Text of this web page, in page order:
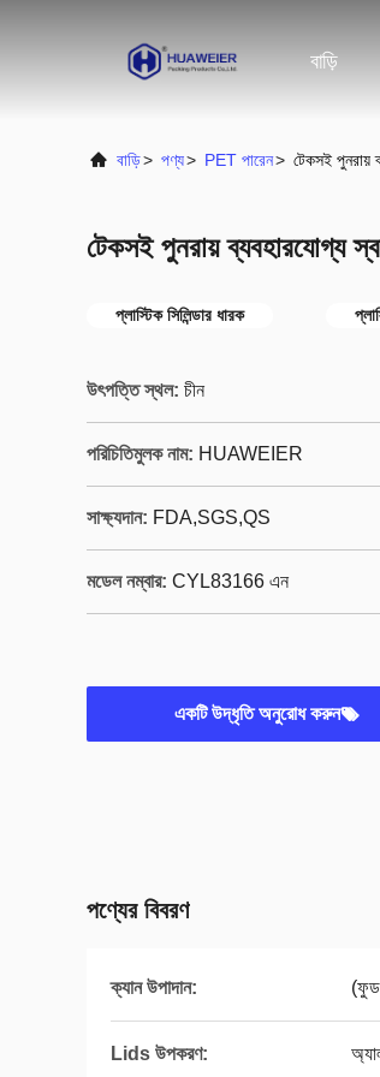
বাড়ি
বাড়ি> পণ্য> PET পারেন> টেকসই পুনরায়
টেকসই পুনরায় ব্যবহারযোগ্য
প্লাস্টিক সিলিন্ডার ধারক
উৎপত্তি স্থল: চীন
পরিচিতিমুলক নাম: HUAWEIER
সাক্ষ্যদান: FDA,SGS,QS
মডেল নম্বার: CYL83166 এন
একটি উদ্ধৃতি অনুরোধ করুন
পণ্যের বিবরণ
ক্যান উপাদান: (ফুড
Lids উপকরণ: